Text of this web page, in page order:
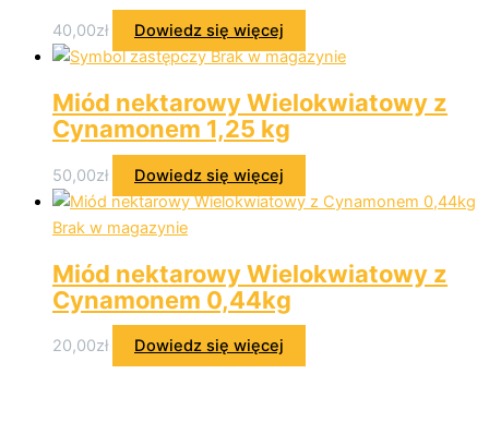
40,00zł
Dowiedz się więcej
Brak w magazynie
Miód nektarowy Wielokwiatowy z
Cynamonem 1,25 kg
50,00zł Dowiedz się więcej
Brak w magazynie
Miód nektarowy Wielokwiatowy z
Cynamonem 0,44kg
20,00zł Dowiedz się więcej